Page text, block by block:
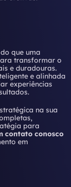
que uma
transformar o
e duradouras.
e alinhada
experiências
na sua
para
contato conosco
em